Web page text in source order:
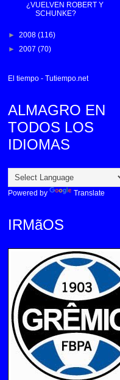
¿VUELVEN ROBERT Y
SCHUNKE?
► 2008 (116)
► 2007 (70)
El tiempo - Tutiempo.net
ALMAGRO EN
TODOS LOS
IDIOMAS
Powered by Translate
IRMãOS